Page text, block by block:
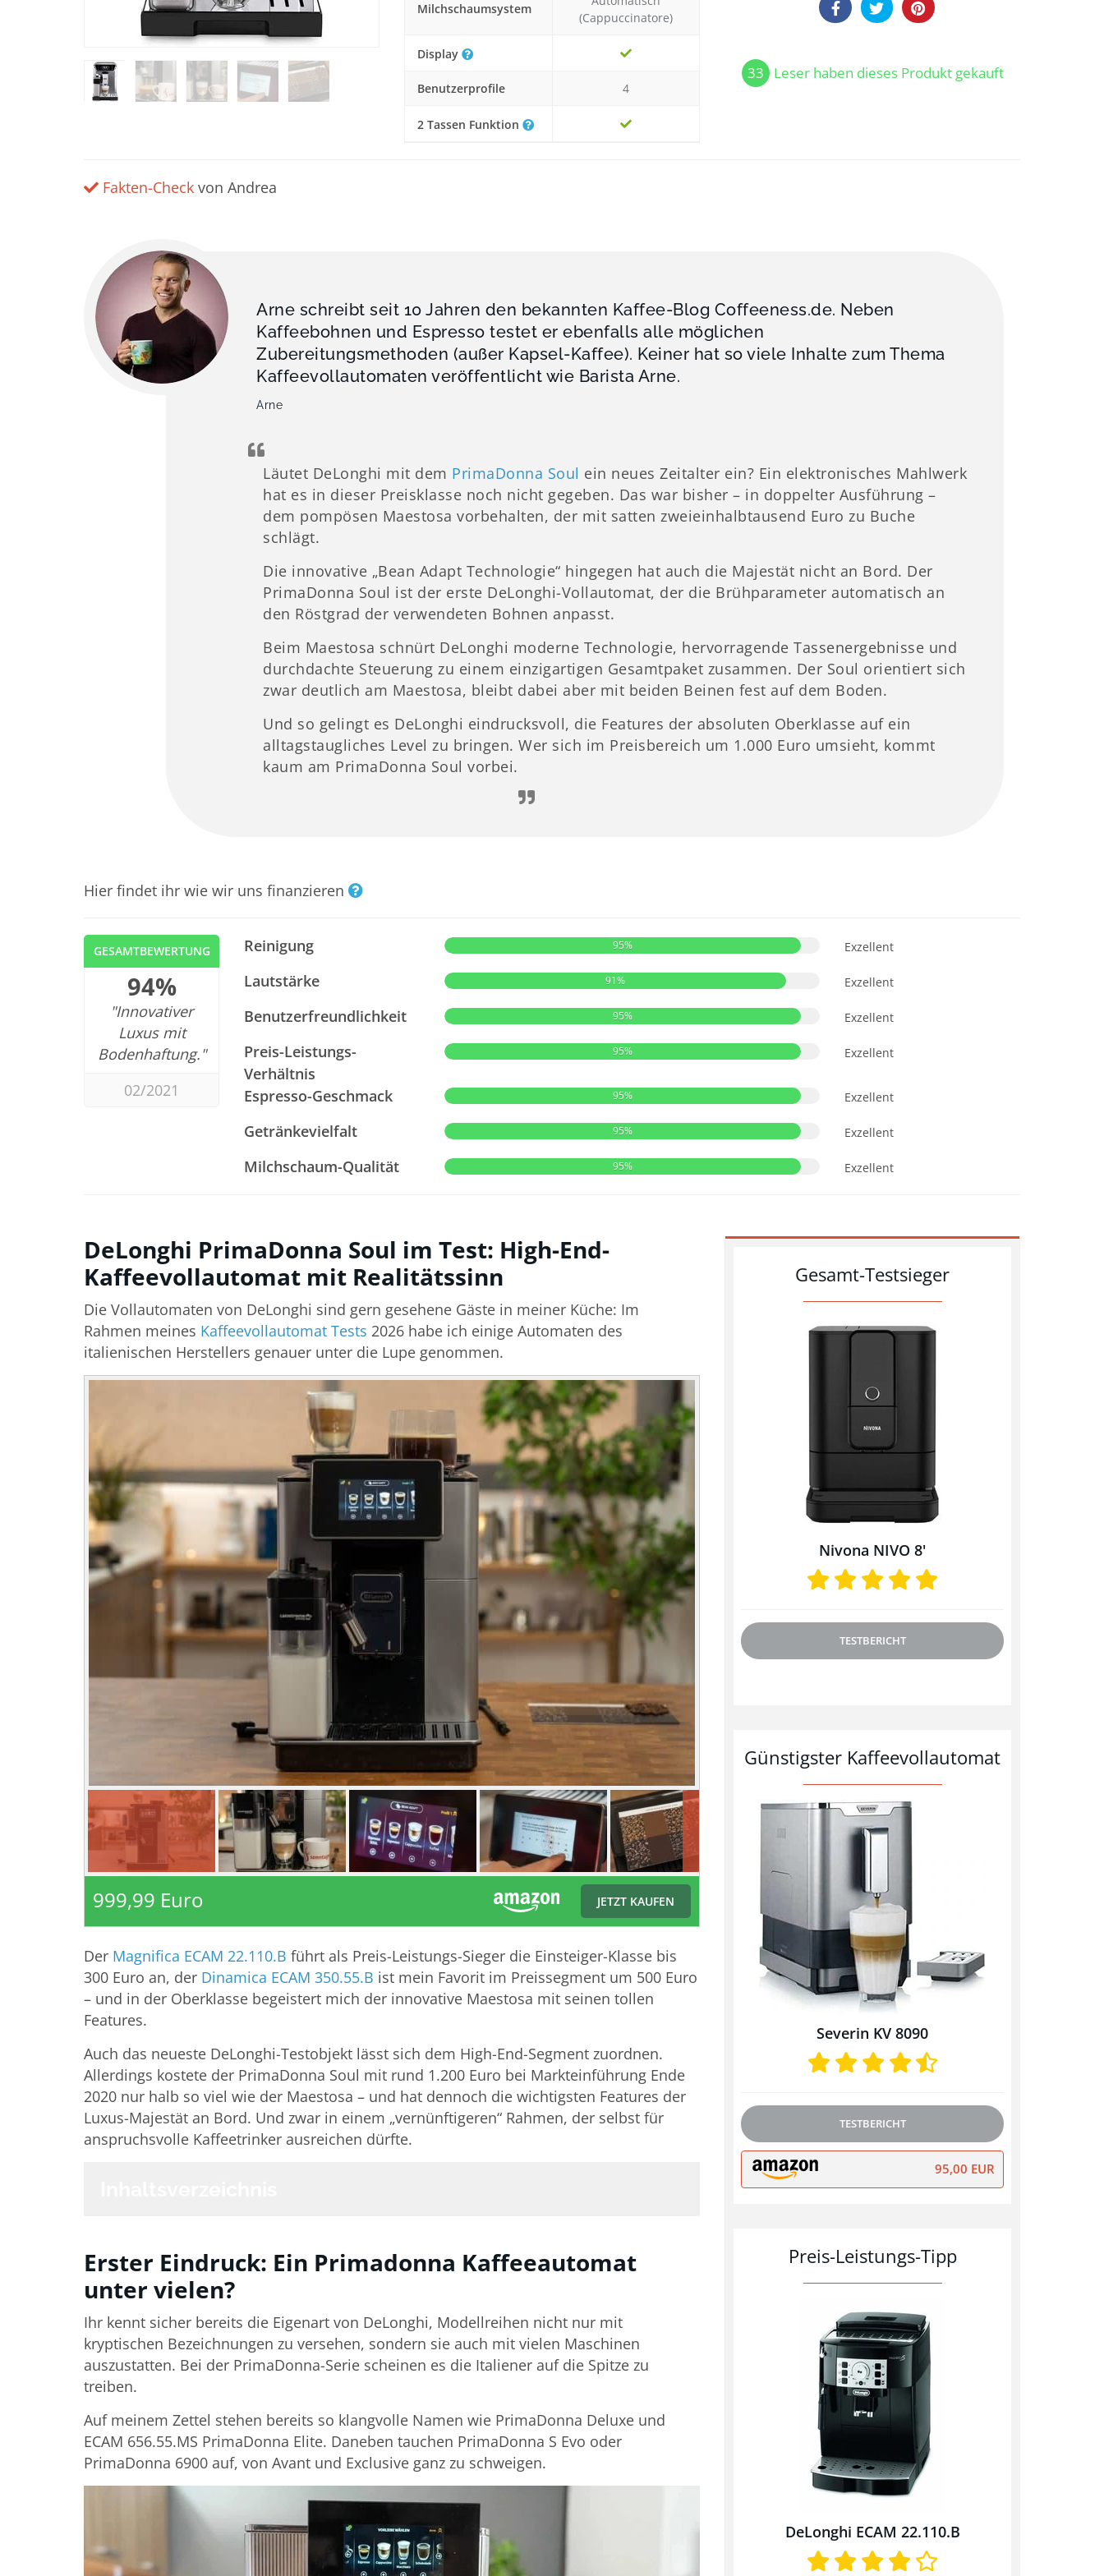
33 Leser haben dieses Produkt gekauft
Milchschaumsystem
(Cappuccinatore)
Display
Benutzerprofile 4
2 Tassen Funktion
Fakten-Check von Andrea
Arne schreibt seit 10 Jahren den bekannten Kaffee-Blog Coffeeness.de. Neben
Kaffeebohnen und Espresso testet er ebenfalls alle möglichen
Zubereitungsmethoden (außer Kapsel-Kaffee). Keiner hat so viele Inhalte zum Thema
Kaffeevollautomaten veröffentlicht wie Barista Arne.
Arne
Läutet DeLonghi mit dem PrimaDonna Soul ein neues Zeitalter ein? Ein elektronisches Mahlwerk
hat es in dieser Preisklasse noch nicht gegeben. Das war bisher – in doppelter Ausführung –
dem pompösen Maestosa vorbehalten, der mit satten zweieinhalbtausend Euro zu Buche
schlägt.
Die innovative „Bean Adapt Technologie“ hingegen hat auch die Majestät nicht an Bord. Der
PrimaDonna Soul ist der erste DeLonghi-Vollautomat, der die Brühparameter automatisch an
den Röstgrad der verwendeten Bohnen anpasst.
Beim Maestosa schnürt DeLonghi moderne Technologie, hervorragende Tassenergebnisse und
durchdachte Steuerung zu einem einzigartigen Gesamtpaket zusammen. Der Soul orientiert sich
zwar deutlich am Maestosa, bleibt dabei aber mit beiden Beinen fest auf dem Boden.
Und so gelingt es DeLonghi eindrucksvoll, die Features der absoluten Oberklasse auf ein
alltagstaugliches Level zu bringen. Wer sich im Preisbereich um 1.000 Euro umsieht, kommt
kaum am PrimaDonna Soul vorbei.
Hier findet ihr wie wir uns finanzieren
GESAMTBEWERTUNG
94%
"Innovativer
Luxus mit
Bodenhaftung."
02/2021
Reinigung 95% Exzellent
Lautstärke 91% Exzellent
Benutzerfreundlichkeit 95% Exzellent
Preis-Leistungs-
Verhältnis
95% Exzellent
Espresso-Geschmack 95% Exzellent
Getränkevielfalt 95% Exzellent
Milchschaum-Qualität 95% Exzellent
DeLonghi PrimaDonna Soul im Test: High-End-
Kaffeevollautomat mit Realitätssinn
Die Vollautomaten von DeLonghi sind gern gesehene Gäste in meiner Küche: Im
Rahmen meines Kaffeevollautomat Tests 2026 habe ich einige Automaten des
italienischen Herstellers genauer unter die Lupe genommen.
999,99 Euro JETZT KAUFEN
Der Magnifica ECAM 22.110.B führt als Preis-Leistungs-Sieger die Einsteiger-Klasse bis
300 Euro an, der Dinamica ECAM 350.55.B ist mein Favorit im Preissegment um 500 Euro
– und in der Oberklasse begeistert mich der innovative Maestosa mit seinen tollen
Features.
Auch das neueste DeLonghi-Testobjekt lässt sich dem High-End-Segment zuordnen.
Allerdings kostete der PrimaDonna Soul mit rund 1.200 Euro bei Markteinführung Ende
2020 nur halb so viel wie der Maestosa – und hat dennoch die wichtigsten Features der
Luxus-Majestät an Bord. Und zwar in einem „vernünftigeren“ Rahmen, der selbst für
anspruchsvolle Kaffeetrinker ausreichen dürfte.
Erster Eindruck: Ein Primadonna Kaffeeautomat
unter vielen?
Ihr kennt sicher bereits die Eigenart von DeLonghi, Modellreihen nicht nur mit
kryptischen Bezeichnungen zu versehen, sondern sie auch mit vielen Maschinen
auszustatten. Bei der PrimaDonna-Serie scheinen es die Italiener auf die Spitze zu
treiben.
Auf meinem Zettel stehen bereits so klangvolle Namen wie PrimaDonna Deluxe und
ECAM 656.55.MS PrimaDonna Elite. Daneben tauchen PrimaDonna S Evo oder
PrimaDonna 6900 auf, von Avant und Exclusive ganz zu schweigen.
Gesamt-Testsieger
Nivona NIVO 8'
TESTBERICHT
Günstigster Kaffeevollautomat
Severin KV 8090
TESTBERICHT
95,00 EUR
Preis-Leistungs-Tipp
DeLonghi ECAM 22.110.B